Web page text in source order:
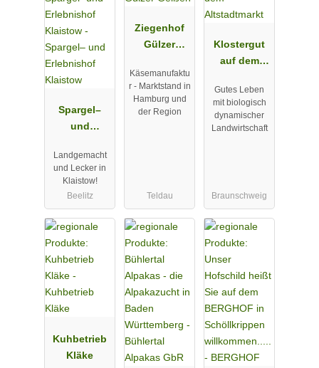
Spargel–
und
Klaistow
Landgemacht
und Lecker in
Klaistow!
Beelitz
Ziegenhof
Gülzer
Käsemanufaktu
r - Marktstand in
Hamburg und
der Region
Teldau
Klostergut
auf dem
t
Gutes Leben
mit biologisch
dynamischer
Landwirtschaft
Braunschweig
Kuhbetrieb
Kläke